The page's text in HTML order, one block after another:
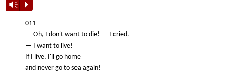
Vm P
011
— Oh, I don't want to die! — I cried.
— I want to live!
If I live, I'll go home
and never go to sea again!